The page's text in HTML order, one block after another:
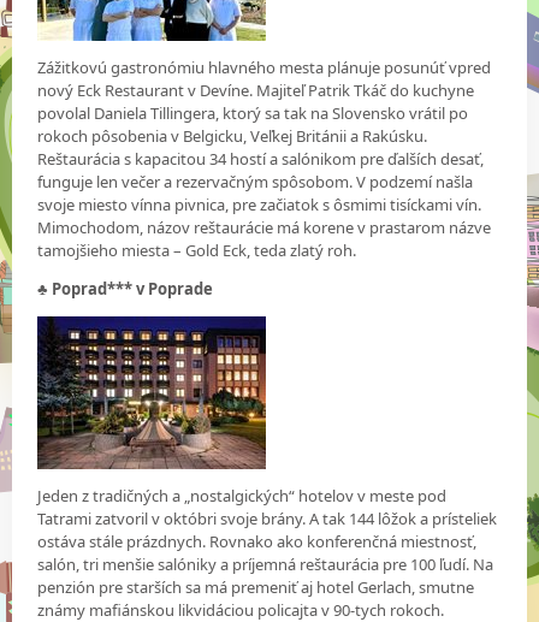
Zážitkovú gastronómiu hlavného mesta plánuje posunúť vpred
nový Eck Restaurant v Devíne. Majiteľ Patrik Tkáč do kuchyne
povolal Daniela Tillingera, ktorý sa tak na Slovensko vrátil po
rokoch pôsobenia v Belgicku, Veľkej Británii a Rakúsku.
Reštaurácia s kapacitou 34 hostí a salónikom pre ďalších desať,
funguje len večer a rezervačným spôsobom. V podzemí našla
svoje miesto vínna pivnica, pre začiatok s ôsmimi tisíckami vín.
Mimochodom, názov reštaurácie má korene v prastarom názve
tamojšieho miesta – Gold Eck, teda zlatý roh.
♣ Poprad*** v Poprade
Jeden z tradičných a „nostalgických“ hotelov v meste pod
Tatrami zatvoril v októbri svoje brány. A tak 144 lôžok a prísteliek
ostáva stále prázdnych. Rovnako ako konferenčná miestnosť,
salón, tri menšie salóniky a príjemná reštaurácia pre 100 ľudí. Na
penzión pre starších sa má premeniť aj hotel Gerlach, smutne
známy mafiánskou likvidáciou policajta v 90-tych rokoch.